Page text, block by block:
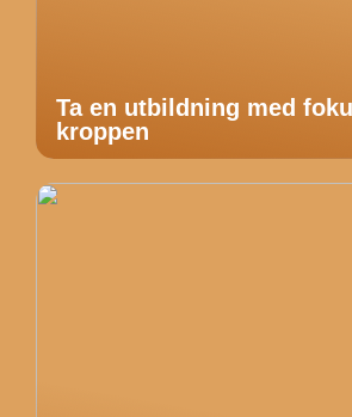
Ta en utbildning med
kroppen